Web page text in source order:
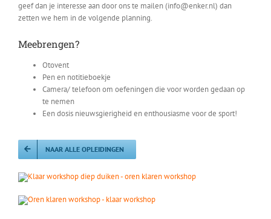
geef dan je interesse aan door ons te mailen (info@enker.nl) dan
zetten we hem in de volgende planning.
Meebrengen?
Otovent
Pen en notitieboekje
Camera/ telefoon om oefeningen die voor worden gedaan op
te nemen
Een dosis nieuwsgierigheid en enthousiasme voor de sport!
NAAR ALLE OPLEIDINGEN